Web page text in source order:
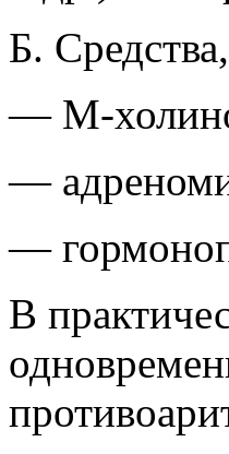
Б.
— М-
—
—
В